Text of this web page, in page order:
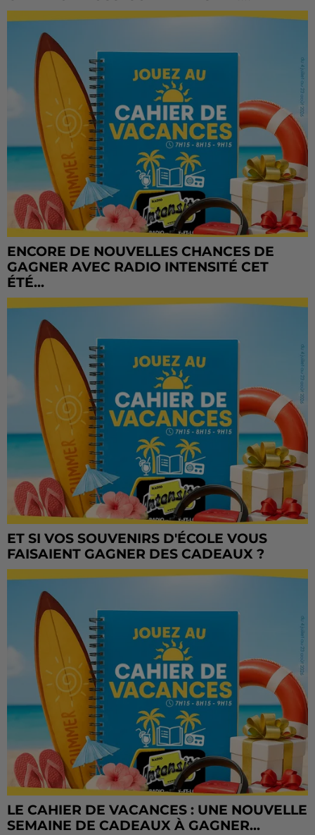
ENCORE DE NOUVELLES CHANCES DE
GAGNER AVEC RADIO INTENSITÉ CET
ÉTÉ...
ET SI VOS SOUVENIRS D'ÉCOLE VOUS
FAISAIENT GAGNER DES CADEAUX ?
LE CAHIER DE VACANCES : UNE NOUVELLE
SEMAINE DE CADEAUX À GAGNER...